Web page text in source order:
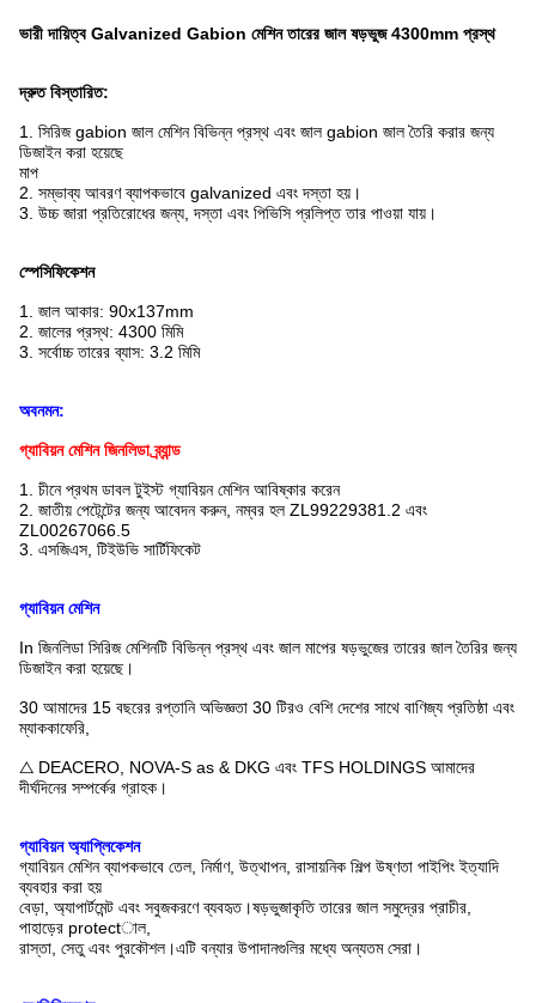
ভারী দায়িত্ব Galvanized Gabion মেশিন তারের জাল ষড়ভুজ 4300mm প্রস্থ
দ্রুত বিস্তারিত:
1. সিরিজ gabion জাল মেশিন বিভিন্ন প্রস্থ এবং জাল gabion জাল তৈরি করার জন্য
ডিজাইন করা হয়েছে
মাপ
2. সম্ভাব্য আবরণ ব্যাপকভাবে galvanized এবং দস্তা হয়।
3. উচ্চ জারা প্রতিরোধের জন্য, দস্তা এবং পিভিসি প্রলিপ্ত তার পাওয়া যায়।
স্পেসিফিকেশন
1. জাল আকার: 90x137mm
2. জালের প্রস্থ: 4300 মিমি
3. সর্বোচ্চ তারের ব্যাস: 3.2 মিমি
অবনমন:
গ্যাবিয়ন মেশিন জিনলিডা ব্র্যান্ড
1. চীনে প্রথম ডাবল টুইস্ট গ্যাবিয়ন মেশিন আবিষ্কার করেন
2. জাতীয় পেটেন্টের জন্য আবেদন করুন, নম্বর হল ZL99229381.2 এবং
ZL00267066.5
3. এসজিএস, টিইউভি সার্টিফিকেট
গ্যাবিয়ন মেশিন
In জিনলিডা সিরিজ মেশিনটি বিভিন্ন প্রস্থ এবং জাল মাপের ষড়ভুজের তারের জাল তৈরির জন্য
ডিজাইন করা হয়েছে।
30 আমাদের 15 বছরের রপ্তানি অভিজ্ঞতা 30 টিরও বেশি দেশের সাথে বাণিজ্য প্রতিষ্ঠা এবং
ম্যাককাফেরি,
△ DEACERO, NOVA-S as & DKG এবং TFS HOLDINGS আমাদের
দীর্ঘদিনের সম্পর্কের গ্রাহক।
গ্যাবিয়ন অ্যাপ্লিকেশন
গ্যাবিয়ন মেশিন ব্যাপকভাবে তেল, নির্মাণ, উত্থাপন, রাসায়নিক শিল্প উষ্ণতা পাইপিং ইত্যাদি
ব্যবহার করা হয়
বেড়া, অ্যাপার্টমেন্ট এবং সবুজকরণে ব্যবহৃত।ষড়ভুজাকৃতি তারের জাল সমুদ্রের প্রাচীর,
পাহাড়ের protectাল,
রাস্তা, সেতু এবং পুরকৌশল।এটি বন্যার উপাদানগুলির মধ্যে অন্যতম সেরা।